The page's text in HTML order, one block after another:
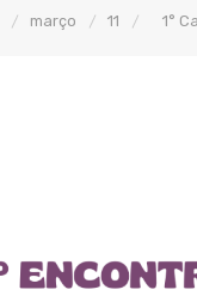
março 11 1°